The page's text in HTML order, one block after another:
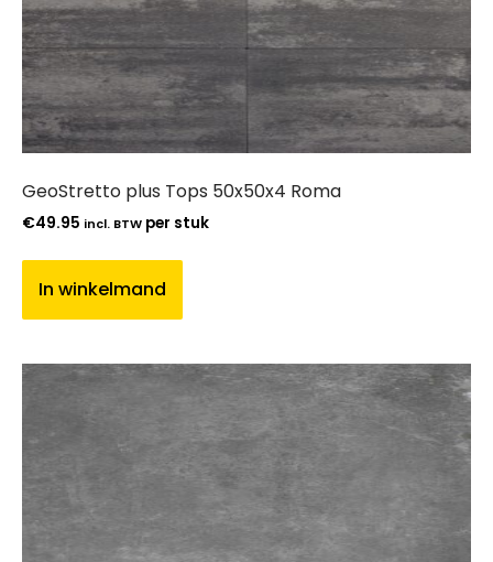
GeoStretto plus Tops 50x50x4 Roma
€49.95 incl. BTW per stuk
In winkelmand